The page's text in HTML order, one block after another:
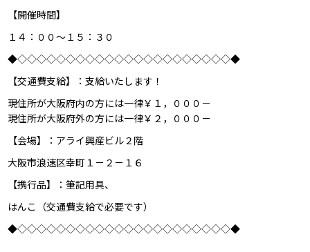
【開催時間】
１４：００～１５：３０
◆◇◇◇◇◇◇◇◇◇◇◇◇◇◇◇◇◇◇◇◇◇◇◆
【交通費支給】：支給いたします！
現住所が大阪府内の方には一律￥１，０００－
現住所が大阪府外の方には一律￥２，０００－
【会場】：アライ興産ビル２階
大阪市浪速区幸町１－２－１６
【携行品】：筆記用具、
はんこ（交通費支給で必要です）
◆◇◇◇◇◇◇◇◇◇◇◇◇◇◇◇◇◇◇◇◇◇◇◆